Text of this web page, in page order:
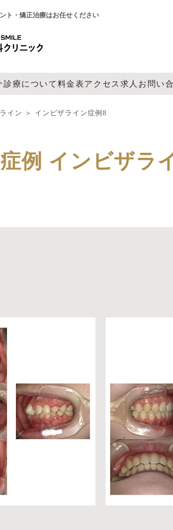
ト・矯正治療はお任せください
診療について 料金表アクセス 求人 お問い
イン ＞ インビザライン症例8
症例 インビザラ